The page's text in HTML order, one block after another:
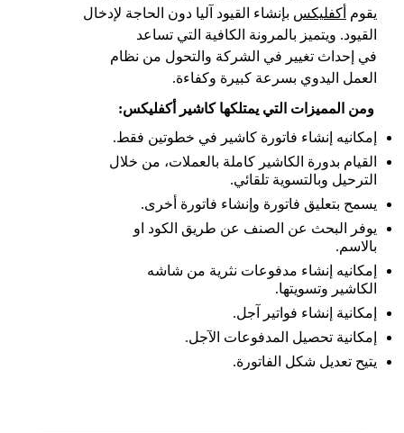
يقوم أكفليكس بإنشاء القيود آليا دون الحاجة لإدخال
القيود. ويتميز بالمرونة الكافية التي تساعد
في إحداث تغيير في الشركة والتحول من نظام
العمل اليدوي بسرعة كبيرة وكفاءة.
ومن المميزات التي يمتلكها كاشير أكفليكس:
إمكانيه إنشاء فاتورة كاشير في خطوتين فقط.
القيام بدورة الكاشير كاملة بالعملات، من خلال
الترحيل وبالتسوية تلقائي.
يسمح بتعليق فاتورة وإنشاء فاتورة أخرى.
يوفر البحث عن الصنف عن طريق الكود او
بالاسم.
إمكانيه إنشاء مدفوعات نثرية من شاشه
الكاشير وتسويتها.
إمكانية إنشاء فواتير آجل.
إمكانية تحصيل المدفوعات الآجل.
يتيح تعديل شكل الفاتورة.